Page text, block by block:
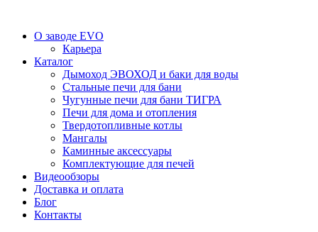
О заводе EVO
Карьера
Каталог
Дымоход ЭВОХОД и баки для воды
Стальные печи для бани
Чугунные печи для бани ТИГРА
Печи для дома и отопления
Твердотопливные котлы
Мангалы
Каминные аксессуары
Комплектующие для печей
Видеообзоры
Доставка и оплата
Блог
Контакты